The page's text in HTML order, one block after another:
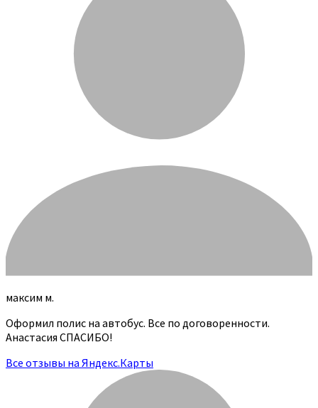
максим м.
Оформил полис на автобус. Все по договоренности.
Анастасия СПАСИБО!
Все отзывы на Яндекс.Карты